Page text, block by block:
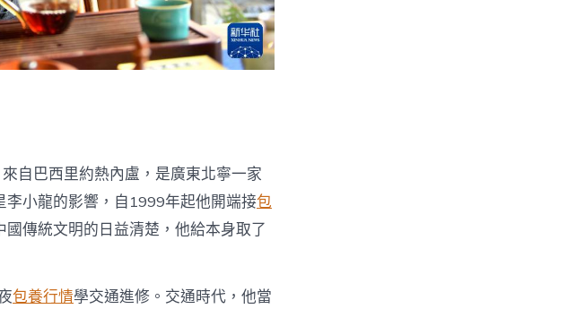
自巴西里約熱內盧，是廣東北寧一家
小龍的影響，自1999年起他開端接包
傳統文明的日益清楚，他給本身取了
包養行情學交通進修。交通時代，他當